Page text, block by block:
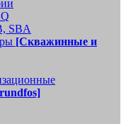
SBA
[Скважинные и